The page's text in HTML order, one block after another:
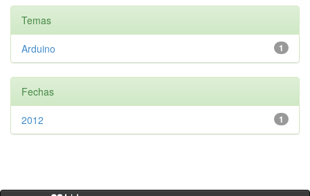
Temas
1
Arduino
Fechas
1
2012